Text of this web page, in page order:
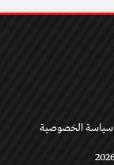
سياسة الخصوصية